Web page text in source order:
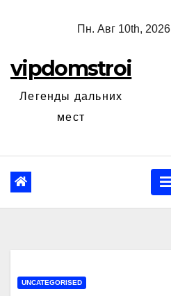
Пн. Авг 10th, 2026
vipdomstroi
Легенды дальних
мест
UNCATEGORISED